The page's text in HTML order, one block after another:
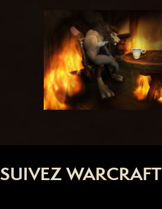
SUIVEZ WARCRAFT